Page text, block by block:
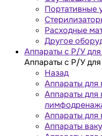
Портативные
Расходные
Другое
Аппараты с Р/У
Аппараты с Р/У
Назад
Аппараты для
Аппараты для
Аппараты
Аппараты